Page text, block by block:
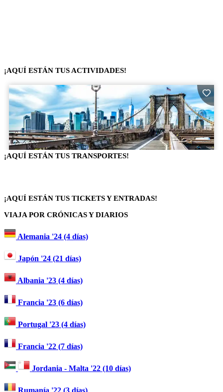
¡AQUÍ ESTÁN TUS ACTIVIDADES!
¡AQUÍ ESTÁN TUS TRANSPORTES!
¡AQUÍ ESTÁN TUS TICKETS Y ENTRADAS!
VIAJA POR CRÓNICAS Y DIARIOS
Alemania '24 (4 días)
Japón '24 (21 días)
Albania '23 (4 días)
Francia '23 (6 días)
Portugal '23 (4 días)
Francia '22 (7 días)
Jordania - Malta '22 (10 días)
Rumanía '22 (3 días)